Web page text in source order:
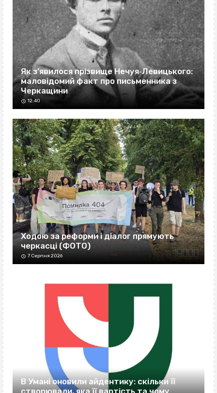
Як з’явилося прізвище Нечуя‐Левицького:
маловідомий факт про письменника з
Черкащини
12:40
Ходою за реформи і діалог прямують
черкасці (ФОТО)
7 Серпня 2026
В Умані оновили айдентику: скільки її